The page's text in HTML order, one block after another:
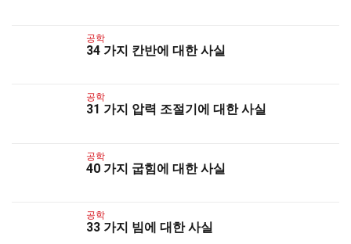
공학
34 가지 칸반에 대한 사실
공학
31 가지 압력 조절기에 대한 사실
공학
40 가지 굽힘에 대한 사실
공학
33 가지 빔에 대한 사실